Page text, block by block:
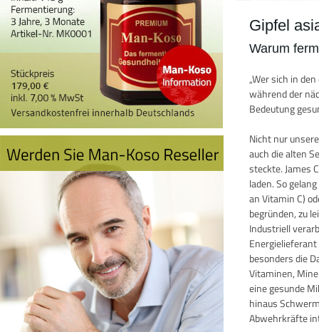
Gipfel
Warum
„Wer sich in
während der
Bedeutung
Nicht nur
auch die alten
steckte. James
laden. So
an Vitamin C)
begründen, zu
Industriell
besonders die
Vitaminen,
eine gesunde
hinaus
Abwehrkräfte